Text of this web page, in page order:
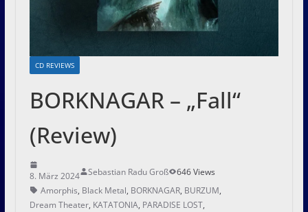
CD REVIEWS
BORKNAGAR – „Fall“
(Review)
8. März 2024 Sebastian Radu Groß
646 Views
Amorphis, Black Metal, BORKNAGAR, BURZUM,
Dream Theater, KATATONIA, PARADISE LOST,